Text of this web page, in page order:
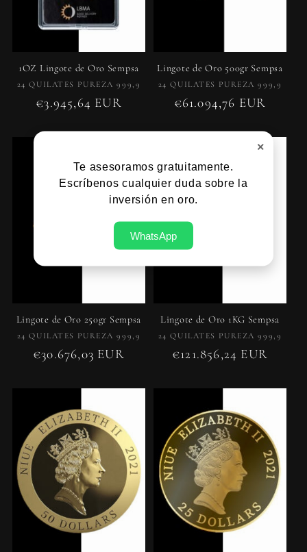
1OZ Lingote de Oro Sempsa
Proveedor:
24 QUILATES PUREZA 999,9
Precio
€3.945,64 EUR
Lingote de Oro 500gr Sempsa
Proveedor:
24 QUILATES PUREZA 999,9
Precio
€61.094,76 EUR
Lingote de Oro 250gr Sempsa
Proveedor:
24 QUILATES PUREZA 999,9
Precio
€30.676,03 EUR
Lingote de Oro 1KG Sempsa
Proveedor:
24 QUILATES PUREZA 999,9
Precio
€121.856,24 EUR
×
Te asesoramos gratuitamente.
Escríbenos cualquier duda sobre la
inversión en oro.
WhatsApp